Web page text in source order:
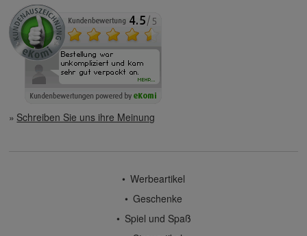
Schreiben Sie uns ihre Meinung
Werbeartikel
Geschenke
Spiel und Spaß